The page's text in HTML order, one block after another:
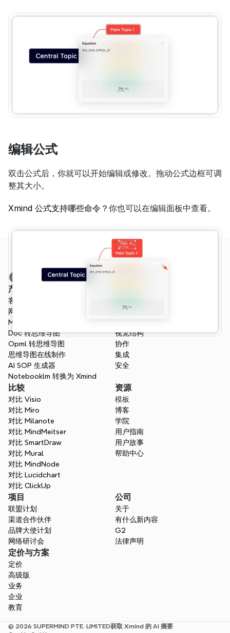
编辑公式
双击公式后，你就可以开始编辑或修改。拖动公式边框可调
整其大小。
Xmind 公式支持哪些命令？ 你也可以在编辑面板中查看。
产品
客户端
网页端
Markdown 转思维导图
Doc 转思维导图
Opml 转思维导图
思维导图在线制作
AI SOP 生成器
Notebooklm 转换为 Xmind
项目管理
视觉结构
协作
集成
安全
比较
对比 Visio
对比 Miro
对比 Milanote
对比 MindMeitser
对比 SmartDraw
对比 Mural
对比 MindNode
对比 Lucidchart
对比 ClickUp
资源
模板
博客
学院
用户指南
用户故事
帮助中心
项目
联盟计划
渠道合作伙伴
品牌大使计划
网络研讨会
公司
关于
有什么新内容
G2
法律声明
定价与方案
定价
高级版
业务
企业
教育
© 2026 SUPERMIND PTE. LIMITED获取 Xmind 的 AI 摘要